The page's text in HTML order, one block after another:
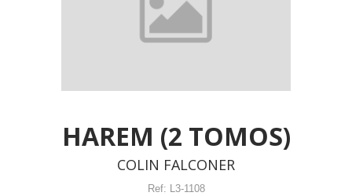
HAREM (2 TOMOS)
COLIN FALCONER
Ref: L3-1108